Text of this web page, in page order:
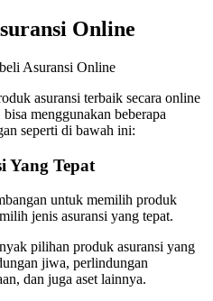
Online
asuransi terbaik secara online
menggunakan beberapa
seperti di bawah ini:
Yang Tepat
untuk memilih produk
jenis asuransi yang tepat.
pilihan produk asuransi yang
jiwa, perlindungan
dan juga aset lainnya.